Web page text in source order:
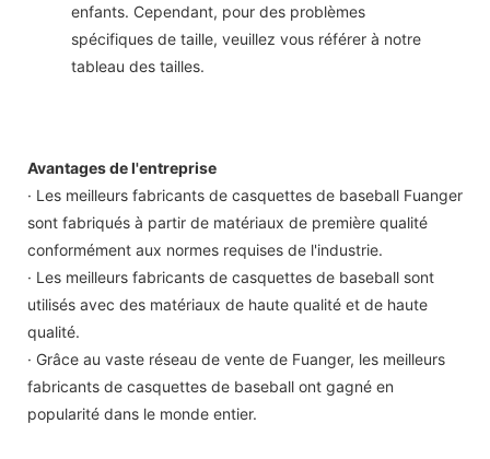
enfants. Cependant, pour des problèmes
spécifiques de taille, veuillez vous référer à notre
tableau des tailles.
Avantages de l'entreprise
· Les meilleurs fabricants de casquettes de baseball Fuanger
sont fabriqués à partir de matériaux de première qualité
conformément aux normes requises de l'industrie.
· Les meilleurs fabricants de casquettes de baseball sont
utilisés avec des matériaux de haute qualité et de haute
qualité.
· Grâce au vaste réseau de vente de Fuanger, les meilleurs
fabricants de casquettes de baseball ont gagné en
popularité dans le monde entier.